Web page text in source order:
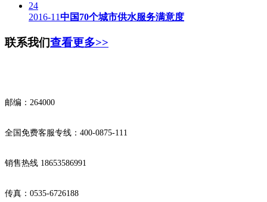
24
2016-11中国70个城市供水服务满意度
联系我们查看更多>>
邮编：264000
全国免费客服专线：400-0875-111
销售热线 18653586991
传真：0535-6726188